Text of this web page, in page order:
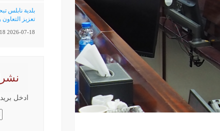
بلدية نابلس
تعزيز التعاون
2026-07-18 07:55:18
ادخل